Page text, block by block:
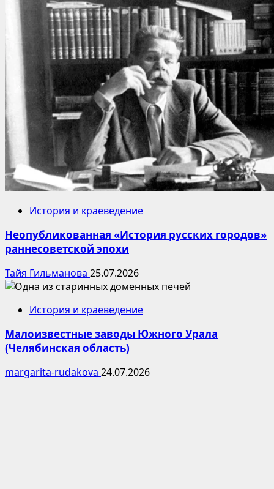
История и краеведение
Неопубликованная «История русских городов»
раннесоветской эпохи
Тайя Гильманова 25.07.2026
История и краеведение
Малоизвестные заводы Южного Урала
(Челябинская область)
margarita-rudakova 24.07.2026